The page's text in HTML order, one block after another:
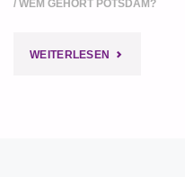
/ WEM GEHÖRT POTSDAM?
WEITERLESEN "KREATIVER